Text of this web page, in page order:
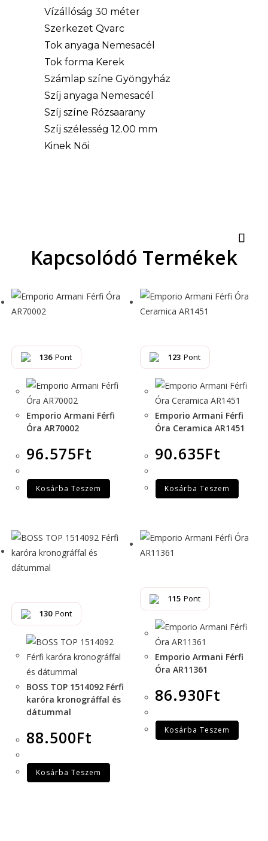
Vízállóság 30 méter
Szerkezet Qvarc
Tok anyaga Nemesacél
Tok forma Kerek
Számlap színe Gyöngyház
Szíj anyaga Nemesacél
Szíj színe Rózsaarany
Szíj szélesség 12.00 mm
Kinek Női
Kapcsolódó Termékek
136 Pont
Emporio Armani Férfi
Óra AR70002
96.575Ft
Kosárba Teszem
123 Pont
Emporio Armani Férfi
Óra Ceramica AR1451
90.635Ft
Kosárba Teszem
130 Pont
BOSS TOP 1514092 Férfi
karóra kronográffal és
dátummal
88.500Ft
Kosárba Teszem
115 Pont
Emporio Armani Férfi
Óra AR11361
86.930Ft
Kosárba Teszem